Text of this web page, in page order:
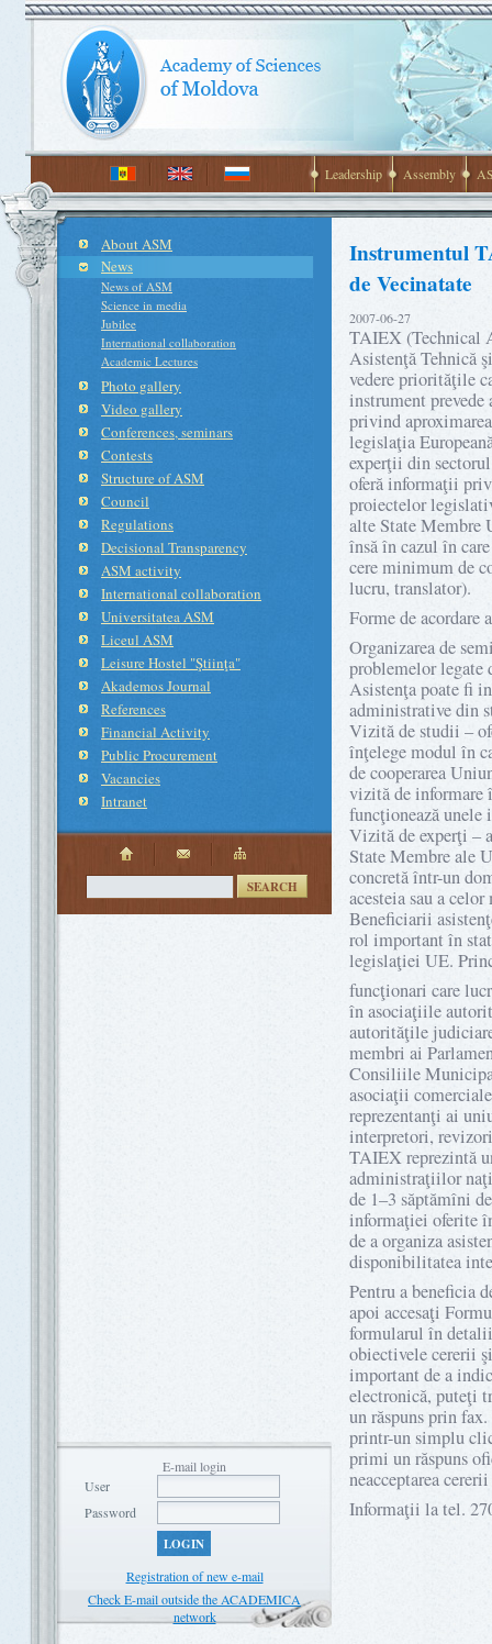
Leadership Assembly
About ASM
News
News of ASM
Science in media
Jubilee
International collaboration
Academic Lectures
Photo gallery
Video gallery
Conferences, seminars
Contests
Structure of ASM
Council
Regulations
Decisional Transparency
ASM activity
International collaboration
Universitatea ASM
Liceul ASM
Leisure Hostel "Ştiinţa"
Akademos Journal
References
Financial Activity
Public Procurement
Vacancies
Intranet
SEARCH
E-mail login
User
Password
LOGIN
Registration of new e-mail
Check E-mail outside the ACADEMICA
network
Instrumentul
de Vecinatate
2007-06-27
TAIEX (Technical
Asistenţă Tehnică
vedere priorităţile
instrument prevede
privind
legislaţia
experţii din
oferă informaţii
proiectelor
alte State Membre
însă în cazul în
cere minimum de
lucru, translator).
Forme de
Organizarea de
problemelor
Asistenţa poate fi
administrative din
Vizită de studii –
înţelege modul în
de cooperarea
vizită de informare
funcţionează
Vizită de experţi –
State Membre ale
concretă într-un
acesteia sau a
Beneficiarii
rol important în
legislaţiei UE.
funcţionari care
în asociaţiile
autorităţile
membri ai
Consiliile
asociaţii
reprezentanţi ai
interpretori,
TAIEX reprezintă
administraţiilor
de 1–3 săptămîni
informaţiei oferite
de a organiza
disponibilitatea
Pentru a beneficia
apoi accesaţi
formularul în
obiectivele cererii
important de a
electronică, puteţi
un răspuns prin
printr-un simplu
primi un răspuns
neacceptarea
Informaţii la tel.